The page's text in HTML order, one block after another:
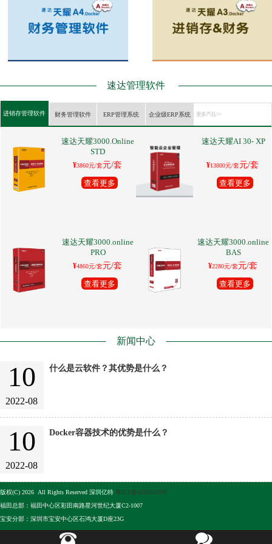
速达管理软件
进销存管理软件 财务管理软件 ERP管理系统 企业级ERP系统 更多产品 >>
速达天耀3000.Online
STD
¥3860元/套元/套
查看更多
速达天耀AI 30- XP
¥13800元/套元/套
查看更多
速达天耀3000.online
PRO
¥4860元/套元/套
查看更多
速达天耀3000.online
BAS
¥2280元/套元/套
查看更多
新闻中心
10
2022-08
什么是云软件？其优势是什么？
10
2022-08
Docker容器技术的优势是什么？
版权(C) 2026 All Rights Reserved 深圳亿特 粤ICP备10105513号
福田总部：福田中心区彩田南路星河世纪大厦C2-1007
宝安分部：深圳市宝安中心区石鸿大厦D座23G